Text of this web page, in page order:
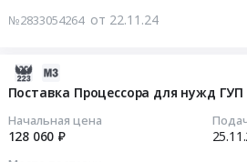
№2833054264 от 22.11.24
Поставка Процессора для нужд
Начальная цена
128 060 ₽